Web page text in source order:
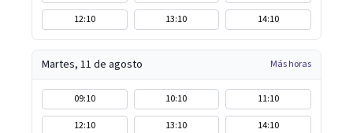
12:10
13:10 14:10
Martes, 11 de agosto Más horas
09:10 10:10
11:10
12:10
13:10 14:10